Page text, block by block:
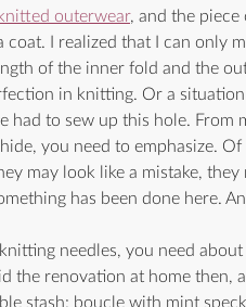
outerwear, and the
I realized that I can only
of the inner fold and the
in knitting. Or a
had to sew up this hole. From
you need to emphasize. Of
may look like a mistake, they
has been done here.
needles, you need
the renovation at home then,
stash: boucle with mint